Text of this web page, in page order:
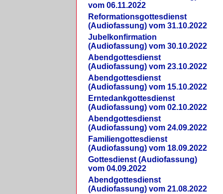
vom 06.11.2022
Reformationsgottesdienst
(Audiofassung) vom 31.10.2022
Jubelkonfirmation
(Audiofassung) vom 30.10.2022
Abendgottesdienst
(Audiofassung) vom 23.10.2022
Abendgottesdienst
(Audiofassung) vom 15.10.2022
Erntedankgottesdienst
(Audiofassung) vom 02.10.2022
Abendgottesdienst
(Audiofassung) vom 24.09.2022
Familiengottesdienst
(Audiofassung) vom 18.09.2022
Gottesdienst (Audiofassung)
vom 04.09.2022
Abendgottesdienst
(Audiofassung) vom 21.08.2022